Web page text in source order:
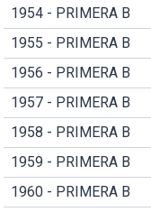
1954 - PRIMERA B
1955 - PRIMERA B
1956 - PRIMERA B
1957 - PRIMERA B
1958 - PRIMERA B
1959 - PRIMERA B
1960 - PRIMERA B